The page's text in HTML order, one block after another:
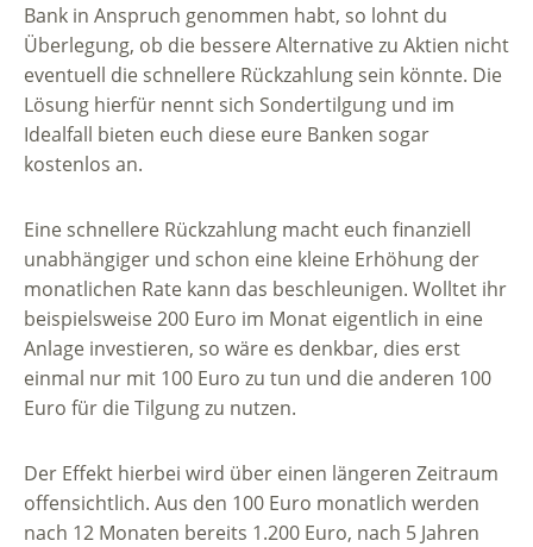
Bank in Anspruch genommen habt, so lohnt du
Überlegung, ob die bessere Alternative zu Aktien nicht
eventuell die schnellere Rückzahlung sein könnte. Die
Lösung hierfür nennt sich Sondertilgung und im
Idealfall bieten euch diese eure Banken sogar
kostenlos an.
Eine schnellere Rückzahlung macht euch finanziell
unabhängiger und schon eine kleine Erhöhung der
monatlichen Rate kann das beschleunigen. Wolltet ihr
beispielsweise 200 Euro im Monat eigentlich in eine
Anlage investieren, so wäre es denkbar, dies erst
einmal nur mit 100 Euro zu tun und die anderen 100
Euro für die Tilgung zu nutzen.
Der Effekt hierbei wird über einen längeren Zeitraum
offensichtlich. Aus den 100 Euro monatlich werden
nach 12 Monaten bereits 1.200 Euro, nach 5 Jahren